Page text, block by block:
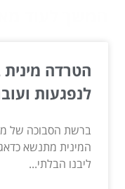
הטרדה
לנפגעות
ברשת הסבוכה של
המינית מתנשא
ליבנו הבלתי...